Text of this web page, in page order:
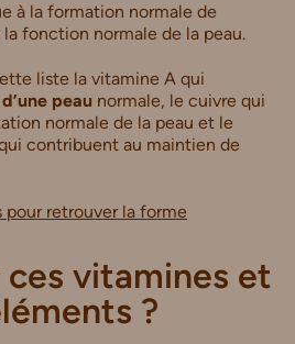
à la formation normale de
fonction normale de la peau.
liste la vitamine A qui
peau normale, le cuivre qui
normale de la peau et le
contribuent au maintien de
pour retrouver la forme
vitamines et
?